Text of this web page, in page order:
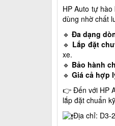
HP Auto tự hào
dùng nhờ chất
🔹 Đa dạng
🔹 Lắp đặt
xe.
🔹 Bảo hành
🔹 Giá cả hợp
👉 Đến với HP
lắp đặt chuẩn
Địa chỉ: D3-